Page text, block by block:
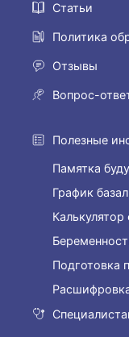
Статьи
Политика
Отзывы
Вопрос-
Полезные
Памятка
График
Калькулятор
Подготовка